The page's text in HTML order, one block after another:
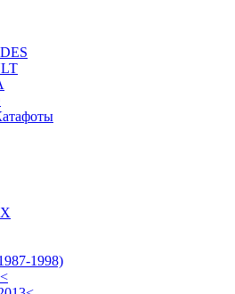
1998)